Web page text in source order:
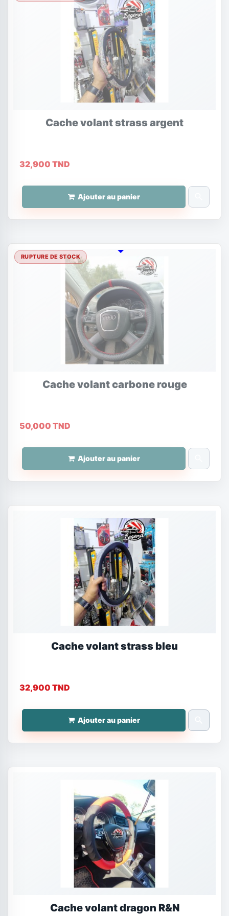
Cache volant strass argent
32,900 TND
Ajouter au panier
Cache volant carbone rouge
50,000 TND
Ajouter au panier
RUPTURE DE STOCK
Cache volant strass bleu
32,900 TND
Ajouter au panier
Cache volant dragon R&N